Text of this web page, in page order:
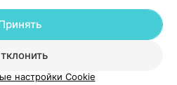
Размещение рекламы
Публичный договор
настройки Cookie